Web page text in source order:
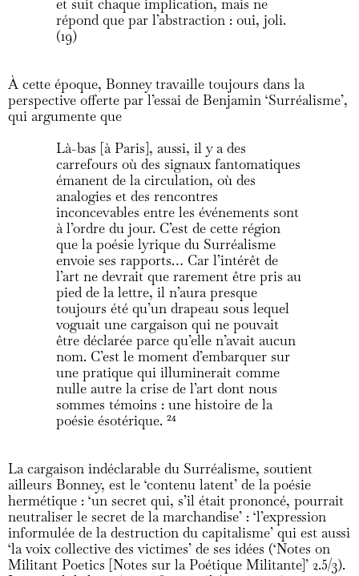
et suit chaque implication, mais ne
répond que par l’abstraction : oui, joli.
(19)
À cette époque, Bonney travaille toujours dans la
perspective offerte par l’essai de Benjamin ‘Surréalisme’,
qui argumente que
Là-bas [à Paris], aussi, il y a des
carrefours où des signaux fantomatiques
émanent de la circulation, où des
analogies et des rencontres
inconcevables entre les événements sont
à l’ordre du jour. C’est de cette région
que la poésie lyrique du Surréalisme
envoie ses rapports… Car l’intérêt de
l’art ne devrait que rarement être pris au
pied de la lettre, il n’aura presque
toujours été qu’un drapeau sous lequel
voguait une cargaison qui ne pouvait
être déclarée parce qu’elle n’avait aucun
nom. C’est le moment d’embarquer sur
une pratique qui illuminerait comme
nulle autre la crise de l’art dont nous
sommes témoins : une histoire de la
poésie ésotérique. 24
La cargaison indéclarable du Surréalisme, soutient
ailleurs Bonney, est le ‘contenu latent’ de la poésie
hermétique : ‘un secret qui, s’il était prononcé, pourrait
neutraliser le secret de la marchandise’ : ‘l’expression
informulée de la destruction du capitalisme’ qui est aussi
‘la voix collective des victimes’ de ses idées (‘Notes on
Militant Poetics [Notes sur la Poétique Militante]’ 2.5/3).